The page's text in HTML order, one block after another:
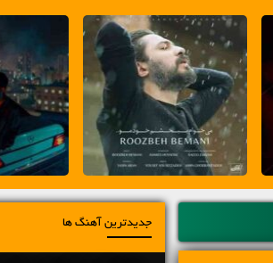
جدیدترین آهنگ ها